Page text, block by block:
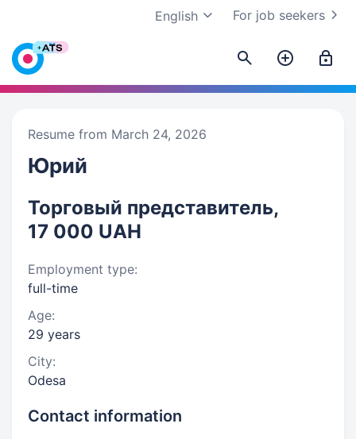
For job seekers
English
Resume from March 24, 2026
Юрий
Торговый представитель,
17 000 UAH
Employment type:
full-time
Age:
29 years
City:
Odesa
Contact information